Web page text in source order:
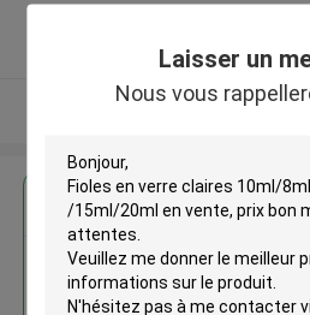
Laisser un
Nous vous
Fournisseur
Regardez
Fioles en
10ml/8ml/